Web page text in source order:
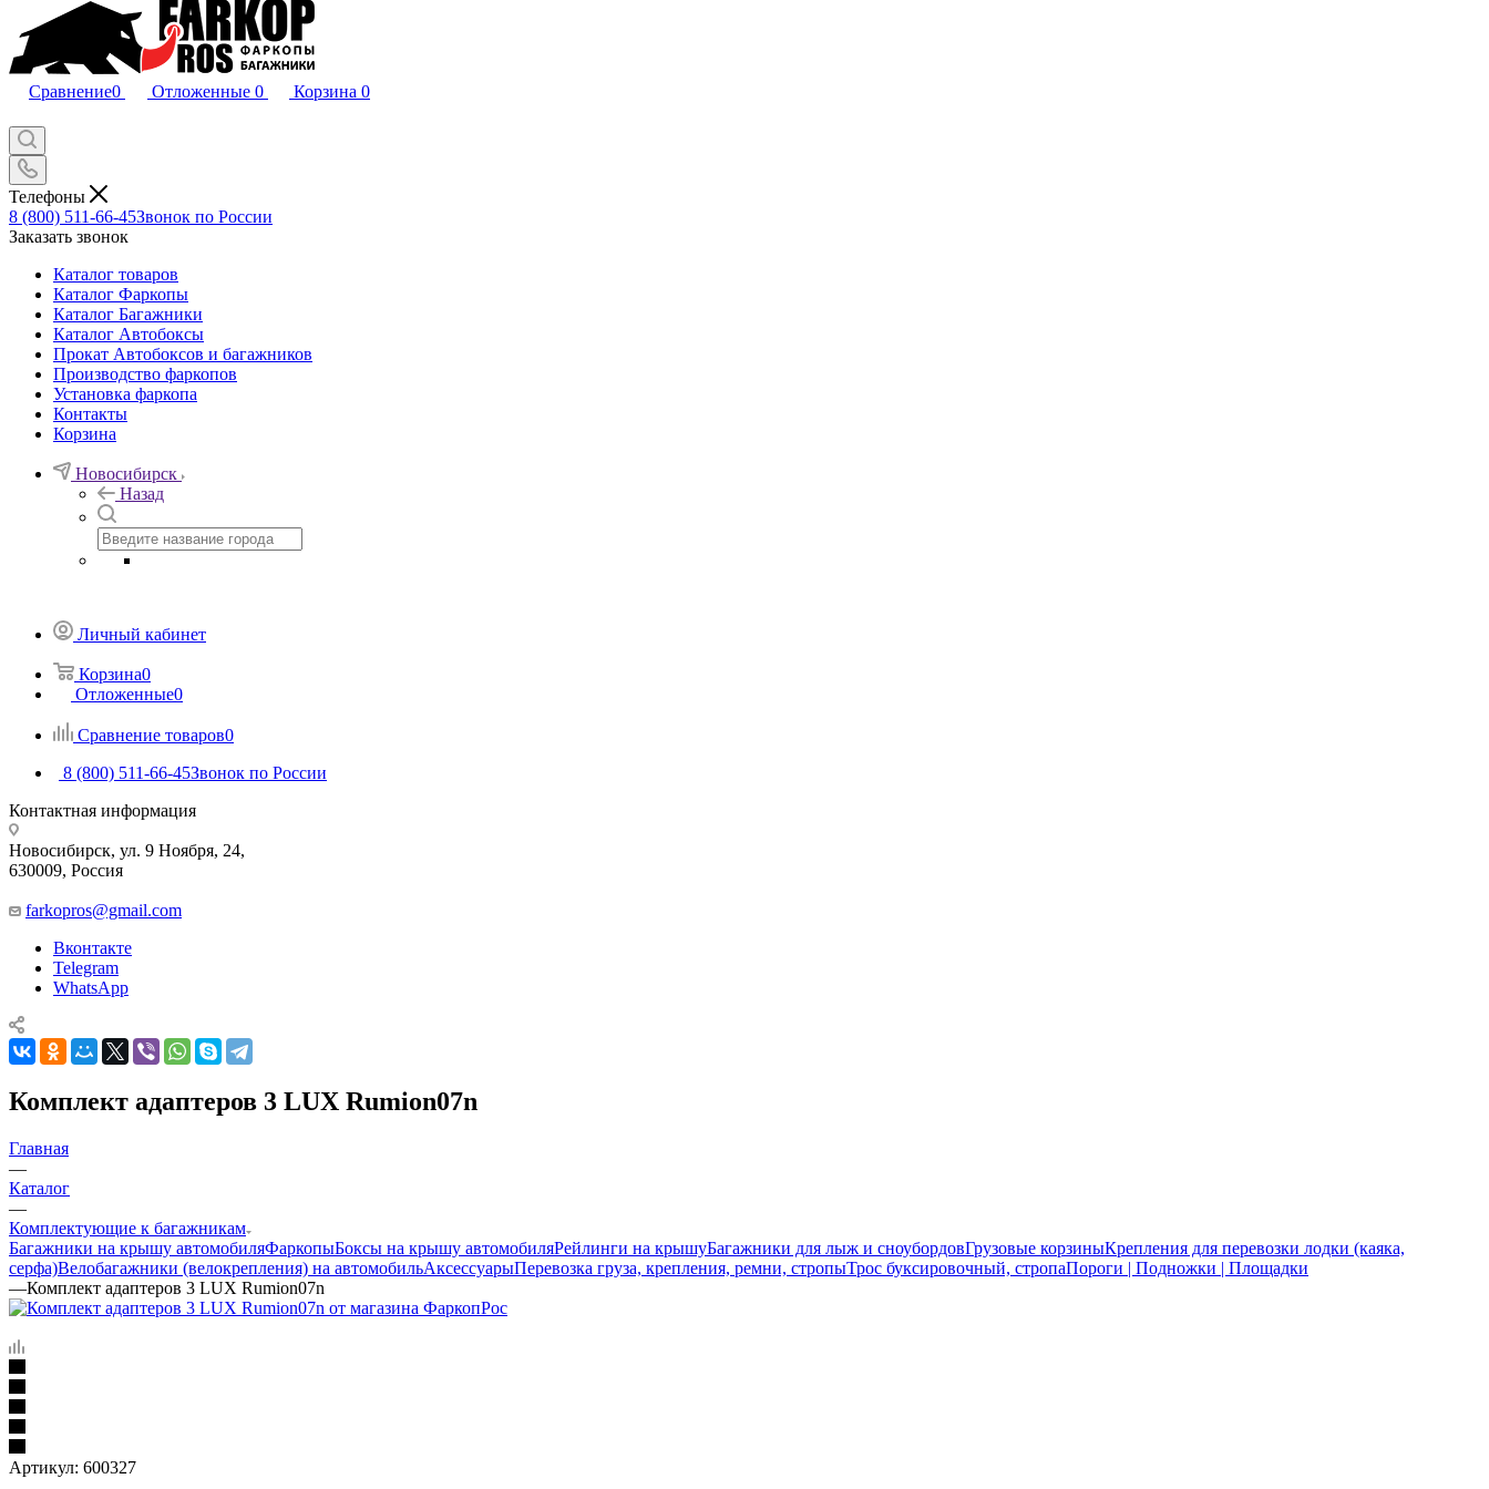
Сравнение0 Отложенные 0 Корзина 0
Телефоны
8 (800) 511-66-45Звонок по России
Заказать звонок
Каталог товаров
Каталог Фаркопы
Каталог Багажники
Каталог Автобоксы
Прокат Автобоксов и багажников
Производство фаркопов
Установка фаркопа
Контакты
Корзина
Новосибирск
Назад
Личный кабинет
Корзина0
Отложенные0
Сравнение товаров0
8 (800) 511-66-45Звонок по России
Контактная информация
Новосибирск, ул. 9 Ноября, 24,
630009, Россия
farkopros@gmail.com
Вконтакте
Telegram
WhatsApp
Комплект адаптеров 3 LUX Rumion07n
Главная
—
Каталог
—
Комплектующие к багажникам
Багажники на крышу автомобиляФаркопыБоксы на крышу автомобиляРейлинги на крышуБагажники для лыж и сноубордовГрузовые корзиныКрепления для перевозки лодки (каяка,
серфа)Велобагажники (велокрепления) на автомобильАксессуарыПеревозка груза, крепления, ремни, стропыТрос буксировочный, стропаПороги | Подножки | Площадки
—Комплект адаптеров 3 LUX Rumion07n
Артикул: 600327